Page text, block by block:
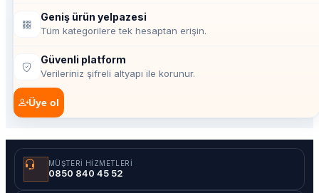
Geniş ürün yelpazesi
Tüm kategorilere tek hesaptan erişin.
Güvenli platform
Verileriniz şifreli altyapı ile korunur.
Üye ol
MÜŞTERI HIZMETLERI
0850 840 45 52